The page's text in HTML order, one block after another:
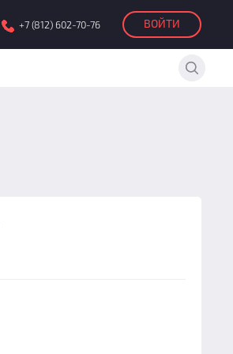
+7 (812) 602-70-76 ВОЙТИ